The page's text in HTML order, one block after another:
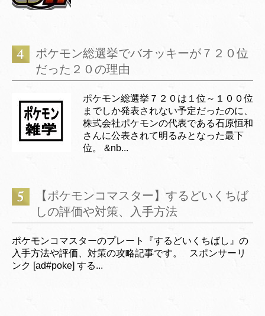
ポケモン総選挙でバオッキーが７２０位
だった２０の理由
ポケモン総選挙７２０は１位～１００位
までしか発表されない予定だったのに、
株式会社ポケモンの代表である石原恒和
さんに公表されて明るみとなった最下
位。 &nb...
【ポケモンコマスター】するどいくちば
しの評価や対策、入手方法
ポケモンコマスターのプレート『するどいくちばし』の
入手方法や評価、対策の攻略記事です。 スポンサーリ
ンク [ad#poke] する...